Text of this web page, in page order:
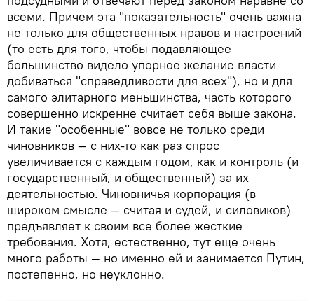
всеми. Причем эта "показательность" очень важна
не только для общественных нравов и настроений
(то есть для того, чтобы подавляющее
большинство видело упорное желание власти
добиваться "справедливости для всех"), но и для
самого элитарного меньшинства, часть которого
совершенно искренне считает себя выше закона.
И такие "особенные" вовсе не только среди
чиновников — с них-то как раз спрос
увеличивается с каждым годом, как и контроль (и
государственный, и общественный) за их
деятельностью. Чиновничья корпорация (в
широком смысле — считая и судей, и силовиков)
предъявляет к своим все более жесткие
требования. Хотя, естественно, тут еще очень
много работы — но именно ей и занимается Путин,
постепенно, но неуклонно.